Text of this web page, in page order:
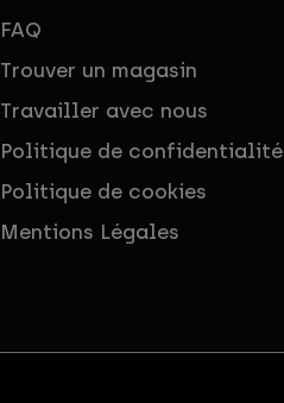
FAQ
Trouver un magasin
Travailler avec nous
Politique de confidentialité
Politique de cookies
Mentions Légales